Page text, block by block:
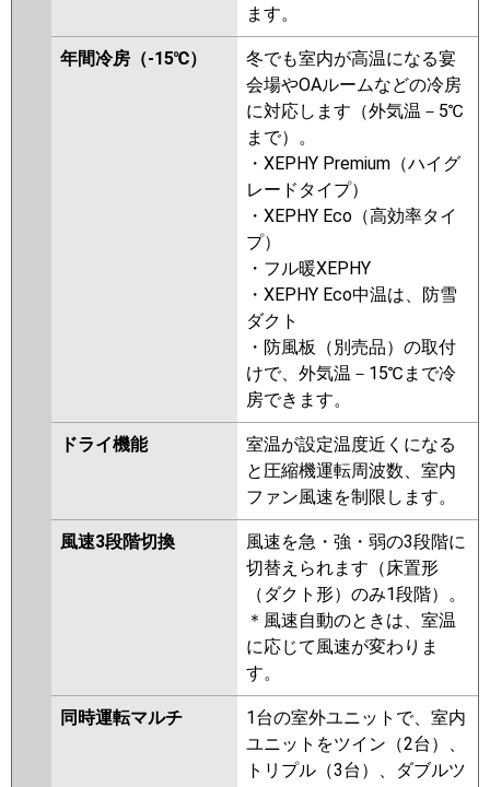
ます。
年間冷房（-15℃）
冬でも室内が高温になる宴
会場やOAルームなどの冷房
に対応します（外気温－5℃
まで）。
・XEPHY Premium（ハイグ
レードタイプ）
・XEPHY Eco（高効率タイ
プ）
・フル暖XEPHY
・XEPHY Eco中温は、防雪
ダクト
・防風板（別売品）の取付
けで、外気温－15℃まで冷
房できます。
ドライ機能
室温が設定温度近くになる
と圧縮機運転周波数、室内
ファン風速を制限します。
風速3段階切換
風速を急・強・弱の3段階に
切替えられます（床置形
（ダクト形）のみ1段階）。
＊風速自動のときは、室温
に応じて風速が変わりま
す。
同時運転マルチ
1台の室外ユニットで、室内
ユニットをツイン（2台）、
トリプル（3台）、ダブルツ